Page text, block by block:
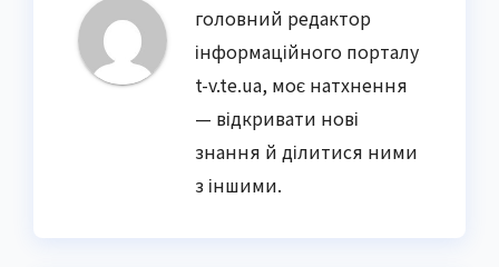
головний редактор
інформаційного порталу
t-v.te.ua, моє натхнення
— відкривати нові
знання й ділитися ними
з іншими.